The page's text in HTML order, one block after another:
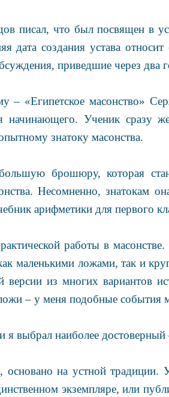
писал, что был посвящен в
дата создания устава
приведшие через два
– «Египетское масонство»
начинающего. Ученик сразу
знатоку масонства.
брошюру, которая
Несомненно, знатокам
арифметики для первого
работы в
маленькими ложами, так и
из многих вариантов
– у меня подобные события
я выбрал наиболее достоверный
основано на устной традиции.
экземпляре, или